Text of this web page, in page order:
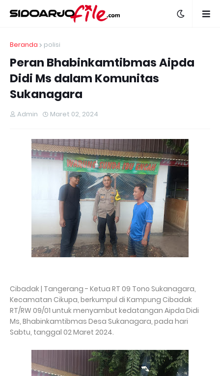
Beranda polisi
Peran Bhabinkamtibmas Aipda
Didi Ms dalam Komunitas
Sukanagara
Admin Maret 02, 2024
Cibadak | Tangerang - Ketua RT 09 Tono Sukanagara,
Kecamatan Cikupa, berkumpul di Kampung Cibadak
RT/RW 09/01 untuk menyambut kedatangan Aipda Didi
Ms, Bhabinkamtibmas Desa Sukanagara, pada hari
Sabtu, tanggal 02 Maret 2024.